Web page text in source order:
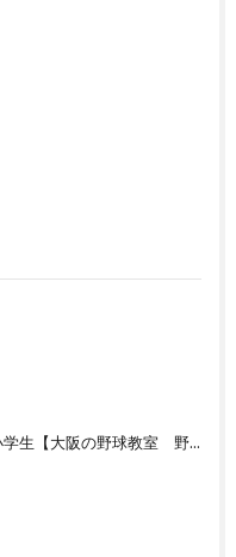
体験レッスンの小学生【大阪の野球教室 野球塾】